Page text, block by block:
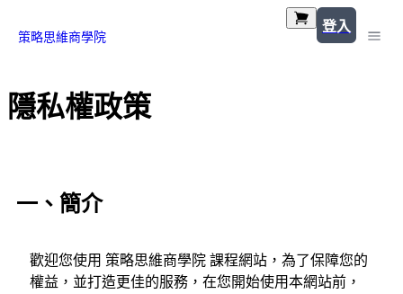
策略思維商學院
登入
隱私權政策
一、簡介
歡迎您使用 策略思維商學院 課程網站，為了保障您的
權益，並打造更佳的服務，在您開始使用本網站前，